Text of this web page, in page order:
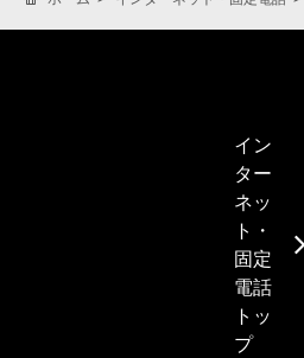
イン
ター
ネッ
ト・
固定
電話
トッ
プ